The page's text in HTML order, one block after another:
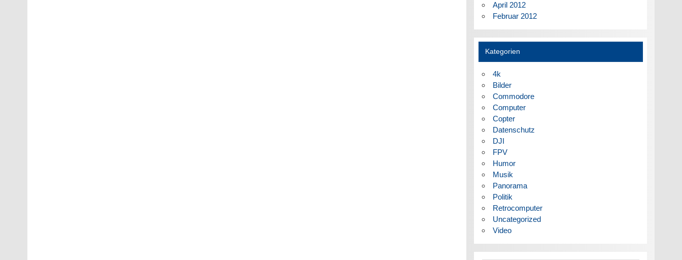
April 2012
Februar 2012
Kategorien
4k
Bilder
Commodore
Computer
Copter
Datenschutz
DJI
FPV
Humor
Musik
Panorama
Politik
Retrocomputer
Uncategorized
Video